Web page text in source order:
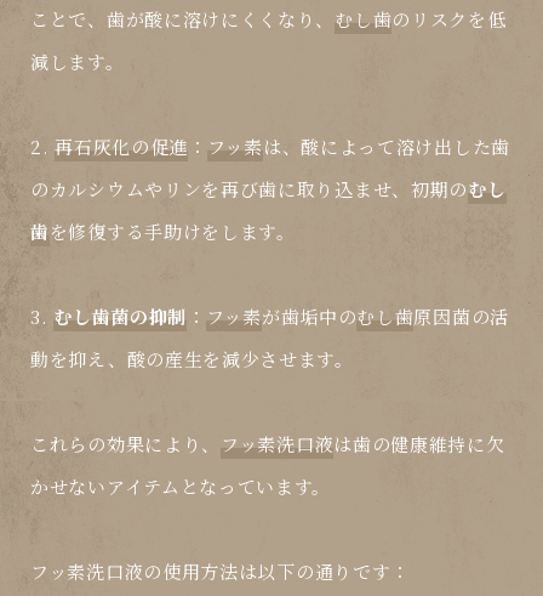
ことで、歯が酸に溶けにくくなり、 むし歯のリスクを低
減します。
2.再石灰化の促進 ： フッ素は、酸によって溶け出した歯
のカルシウムやリンを再び歯に取り込ませ、初期のむし
歯を修復する手助けをします。
3. むし歯菌の抑制 ： フッ素が歯垢中のむし歯原因菌の活
動を抑え、酸の産生を減少させます。
これらの効果により、 フッ素洗口液は歯の健康維持に欠
かせないアイテムとなっています。
フッ素洗口液の使用方法は以下の通りです：